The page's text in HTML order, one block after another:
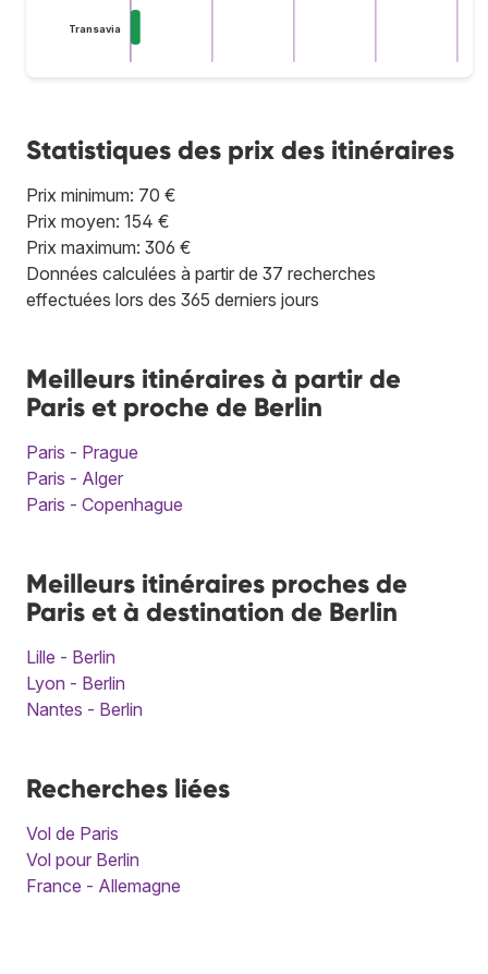
Transavia
Statistiques des prix des itinéraires
Prix minimum: 70 €
Prix moyen: 154 €
Prix maximum: 306 €
Données calculées à partir de 37 recherches
effectuées lors des 365 derniers jours
Meilleurs itinéraires à partir de
Paris et proche de Berlin
Paris - Prague
Paris - Alger
Paris - Copenhague
Meilleurs itinéraires proches de
Paris et à destination de Berlin
Lille - Berlin
Lyon - Berlin
Nantes - Berlin
Recherches liées
Vol de Paris
Vol pour Berlin
France - Allemagne